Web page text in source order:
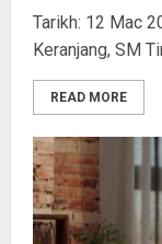
Tarikh: 12 Mac
Keranjang, SM
READ MORE